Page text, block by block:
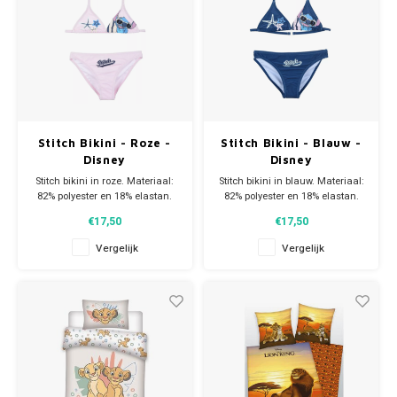
Stitch Bikini - Roze -
Disney
Stitch bikini in roze. Materiaal:
82% polyester en 18% elastan.
in naar het zwembad of het
strand.
€17,50
Vergelijk
Stitch Bikini - Blauw -
Disney
Stitch bikini in blauw. Materiaal:
82% polyester en 18% elastan.
in naar het zwembad of het
strand.
€17,50
Vergelijk